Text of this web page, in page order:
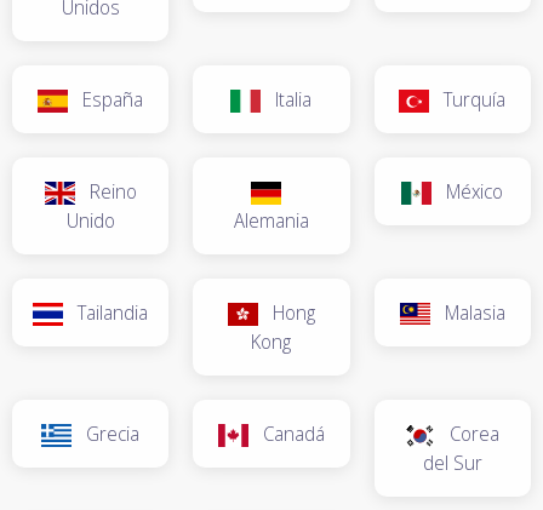
Unidos
España Italia Turquía
Reino
Unido
Alemania
México
Tailandia
Hong
Kong
Malasia
Grecia Canadá
Corea
del Sur